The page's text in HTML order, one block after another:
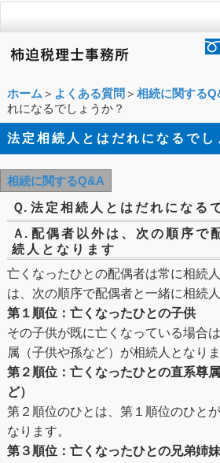
ホーム＞ よくある質問 ＞ 相続に関する
れになるでしょうか？
法定相続人とはだれになるでし
相続に関するQ&A
Ｑ. 法定相続人とはだれになる
Ａ. 配偶者以外は、次の順序で
続人となります
亡くなったひとの配偶者は常に相続
は、次の順序で配偶者と一緒に相続人
第１順位：亡くなったひとの子供
その子供が既に亡くなっている場合
属（子供や孫など）が相続人となりま
第２順位：亡くなったひとの直系尊
ど）
第２順位のひとは、第１順位のひと
なります。
第３順位：亡くなったひとの兄弟姉妹